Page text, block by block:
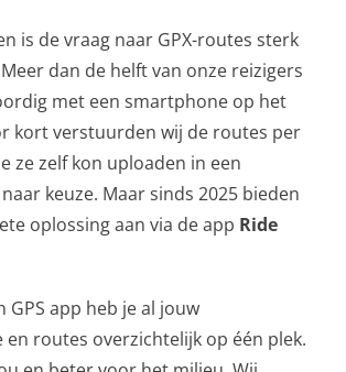
is de vraag naar GPX-routes sterk
dan de helft van onze reizigers
met een smartphone op het
kort verstuurden wij de routes per
ze zelf kon uploaden in een
keuze. Maar sinds 2025 bieden
oplossing aan via de app Ride
GPS app heb je al jouw
routes overzichtelijk op één plek.